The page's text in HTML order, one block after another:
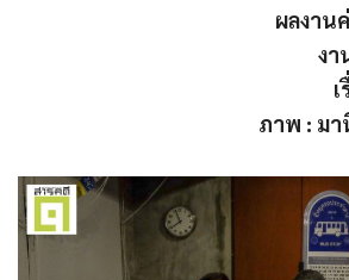
ผลงาน
งา
ภาพ : ม